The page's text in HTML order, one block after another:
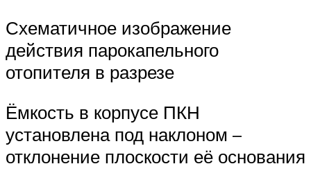
Схематичное изображение
действия парокапельного
отопителя в разрезе
Ёмкость в корпусе ПКН
установлена под наклоном –
отклонение плоскости её основания